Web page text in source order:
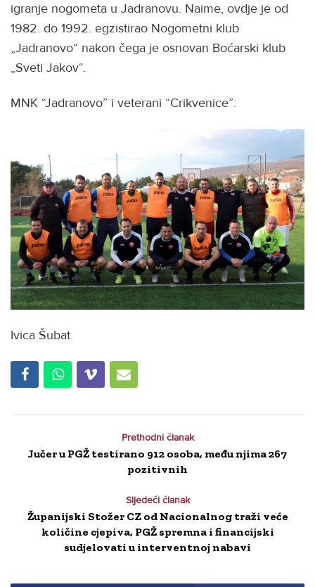
igranje nogometa u Jadranovu. Naime, ovdje je od
1982. do 1992. egzistirao Nogometni klub
„Jadranovo“ nakon čega je osnovan Boćarski klub
„Sveti Jakov“.
MNK “Jadranovo” i veterani “Crikvenice”:
Ivica Šubat
Prethodni članak
Jučer u PGŽ testirano 912 osoba, među njima 267
pozitivnih
Sljedeći članak
Županijski Stožer CZ od Nacionalnog traži veće
količine cjepiva, PGŽ spremna i financijski
sudjelovati u interventnoj nabavi